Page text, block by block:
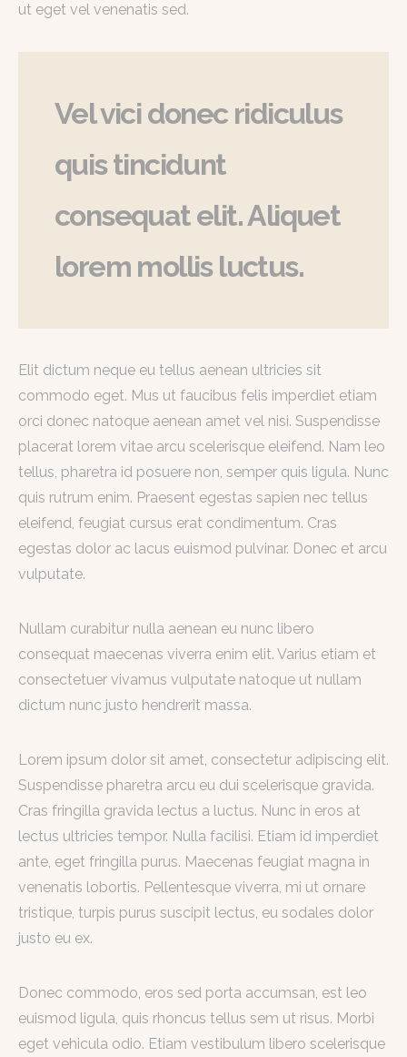
ut eget vel venenatis sed.
Vel vici donec ridiculus
quis tincidunt
consequat elit. Aliquet
lorem mollis luctus.
Elit dictum neque eu tellus aenean ultricies sit
commodo eget. Mus ut faucibus felis imperdiet etiam
orci donec natoque aenean amet vel nisi. Suspendisse
placerat lorem vitae arcu scelerisque eleifend. Nam leo
tellus, pharetra id posuere non, semper quis ligula. Nunc
quis rutrum enim. Praesent egestas sapien nec tellus
eleifend, feugiat cursus erat condimentum. Cras
egestas dolor ac lacus euismod pulvinar. Donec et arcu
vulputate.
Nullam curabitur nulla aenean eu nunc libero
consequat maecenas viverra enim elit. Varius etiam et
consectetuer vivamus vulputate natoque ut nullam
dictum nunc justo hendrerit massa.
Lorem ipsum dolor sit amet, consectetur adipiscing elit.
Suspendisse pharetra arcu eu dui scelerisque gravida.
Cras fringilla gravida lectus a luctus. Nunc in eros at
lectus ultricies tempor. Nulla facilisi. Etiam id imperdiet
ante, eget fringilla purus. Maecenas feugiat magna in
venenatis lobortis. Pellentesque viverra, mi ut ornare
tristique, turpis purus suscipit lectus, eu sodales dolor
justo eu ex.
Donec commodo, eros sed porta accumsan, est leo
euismod ligula, quis rhoncus tellus sem ut risus. Morbi
eget vehicula odio. Etiam vestibulum libero scelerisque